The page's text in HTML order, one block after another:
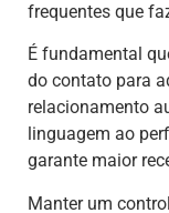
frequentes que
É fundamental
do contato para
relacionamento
linguagem ao
garante maior
Manter um